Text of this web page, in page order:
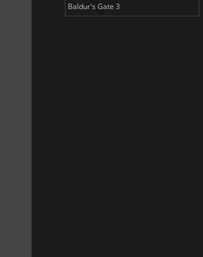
Baldur's Gate 3